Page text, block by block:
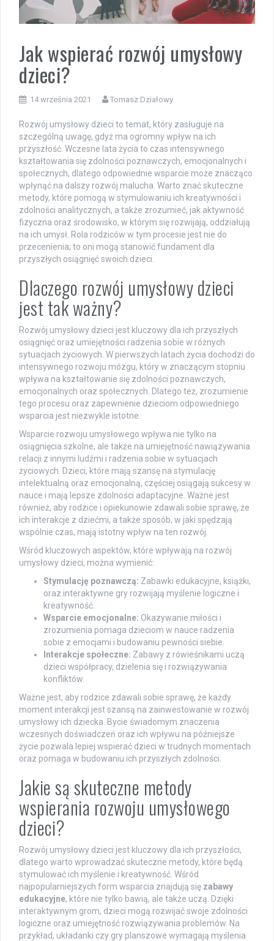
Jak wspierać rozwój umysłowy
dzieci?
14 września 2021 Tomasz Działowy
Rozwój umysłowy dzieci to temat, który zasługuje na
szczególną uwagę, gdyż ma ogromny wpływ na ich
przyszłość. Wczesne lata życia to czas intensywnego
kształtowania się zdolności poznawczych, emocjonalnych i
społecznych, dlatego odpowiednie wsparcie może znacząco
wpłynąć na dalszy rozwój malucha. Warto znać skuteczne
metody, które pomogą w stymulowaniu ich kreatywności i
zdolności analitycznych, a także zrozumieć, jak aktywność
fizyczna oraz środowisko, w którym się rozwijają, oddziałują
na ich umysł. Rola rodziców w tym procesie jest nie do
przecenienia; to oni mogą stanowić fundament dla
przyszłych osiągnięć swoich dzieci.
Dlaczego rozwój umysłowy dzieci
jest tak ważny?
Rozwój umysłowy dzieci jest kluczowy dla ich przyszłych
osiągnięć oraz umiejętności radzenia sobie w różnych
sytuacjach życiowych. W pierwszych latach życia dochodzi do
intensywnego rozwoju mózgu, który w znaczącym stopniu
wpływa na kształtowanie się zdolności poznawczych,
emocjonalnych oraz społecznych. Dlatego też, zrozumienie
tego procesu oraz zapewnienie dzieciom odpowiedniego
wsparcia jest niezwykle istotne.
Wsparcie rozwoju umysłowego wpływa nie tylko na
osiągnięcia szkolne, ale także na umiejętność nawiązywania
relacji z innymi ludźmi i radzenia sobie w sytuacjach
życiowych. Dzieci, które mają szansę na stymulację
intelektualną oraz emocjonalną, częściej osiągają sukcesy w
nauce i mają lepsze zdolności adaptacyjne. Ważne jest
również, aby rodzice i opiekunowie zdawali sobie sprawę, że
ich interakcje z dziećmi, a także sposób, w jaki spędzają
wspólnie czas, mają istotny wpływ na ten rozwój.
Wśród kluczowych aspektów, które wpływają na rozwój
umysłowy dzieci, można wymienić:
Stymulację poznawczą: Zabawki edukacyjne, książki,
oraz interaktywne gry rozwijają myślenie logiczne i
kreatywność.
Wsparcie emocjonalne: Okazywanie miłości i
zrozumienia pomaga dzieciom w nauce radzenia
sobie z emocjami i budowaniu pewności siebie.
Interakcje społeczne: Zabawy z rówieśnikami uczą
dzieci współpracy, dzielenia się i rozwiązywania
konfliktów.
Ważne jest, aby rodzice zdawali sobie sprawę, że każdy
moment interakcji jest szansą na zainwestowanie w rozwój
umysłowy ich dziecka. Bycie świadomym znaczenia
wczesnych doświadczeń oraz ich wpływu na późniejsze
życie pozwala lepiej wspierać dzieci w trudnych momentach
oraz pomaga w budowaniu ich przyszłych zdolności.
Jakie są skuteczne metody
wspierania rozwoju umysłowego
dzieci?
Rozwój umysłowy dzieci jest kluczowy dla ich przyszłości,
dlatego warto wprowadzać skuteczne metody, które będą
stymulować ich myślenie i kreatywność. Wśród
najpopularniejszych form wsparcia znajdują się zabawy
edukacyjne, które nie tylko bawią, ale także uczą. Dzięki
interaktywnym grom, dzieci mogą rozwijać swoje zdolności
logiczne oraz umiejętność rozwiązywania problemów. Na
przykład, układanki czy gry planszowe wymagają myślenia